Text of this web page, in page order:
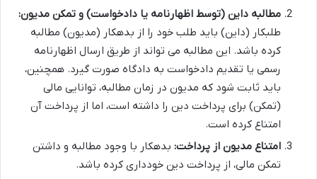
مطالبه داین (توسط اظهارنامه یا دادخواست) و تمکن مدیون:
طلبکار (داین) باید طلب خود را از بدهکار (مدیون) مطالبه
کرده باشد. این مطالبه می تواند از طریق ارسال اظهارنامه
رسمی یا تقدیم دادخواست به دادگاه صورت گیرد. همچنین،
باید ثابت شود که مدیون در زمان مطالبه، توانایی مالی
(تمکن) برای پرداخت دین را داشته است، اما از پرداخت آن
امتناع کرده است.
امتناع مدیون از پرداخت: بدهکار با وجود مطالبه و داشتن
تمکن مالی، از پرداخت دین خودداری کرده باشد.